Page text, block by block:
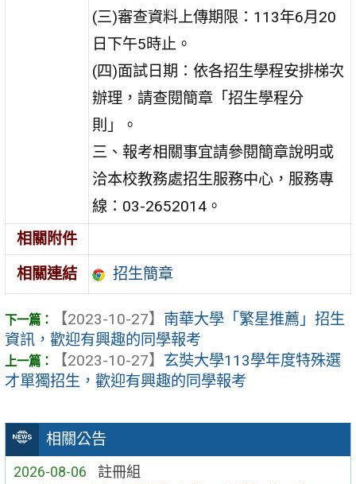
相關公告
2026-08-06 註冊組
(三)審查資料上傳期限：113年6月20
日下午5時止。
(四)面試日期：依各招生學程安排梯次
辦理，請查閱簡章「招生學程分
則」。
三、報考相關事宜請參閱簡章說明或
洽本校教務處招生服務中心，服務專
線：03-2652014。
相關附件
相關連結
招生簡章
【2023-10-27】 南華大學「繁星推薦」招生
資訊，歡迎有興趣的同學報考
【2023-10-27】 玄奘大學113學年度特殊選
才單獨招生，歡迎有興趣的同學報考